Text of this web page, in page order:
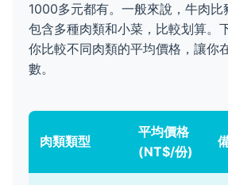
1000多元都有。一般來說，牛肉比
包含多種肉類和小菜，比較划算。
你比較不同肉類的平均價格，讓你
數。
肉類類型
平均價格
(NT$/份)